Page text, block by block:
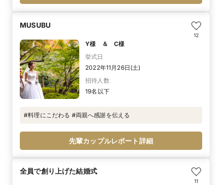
MUSUBU
12
Y様 ＆ C様
挙式日
2022年11月26日(土)
招待人数
19名以下
#料理にこだわる #両親へ感謝を伝える
先輩カップルレポート詳細
全員で創り上げた結婚式
11